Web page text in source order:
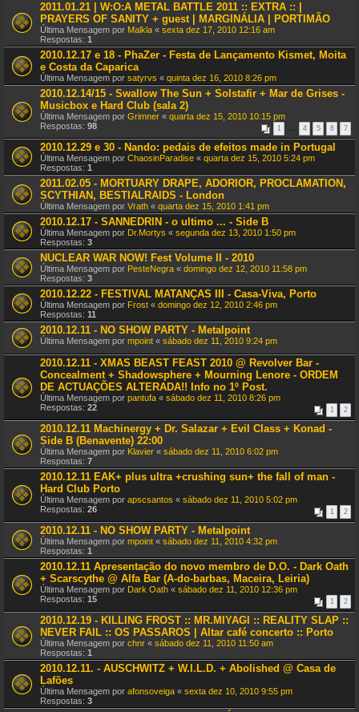
2011.01.21 | W:O:A METAL BATTLE 2011 :: EXTRA :: |
PRAYERS OF SANITY + guest | MARGINÁLIA | PORTIMÃO
Última Mensagem por Malkla « sexta dez 17, 2010 12:16 am
Respostas: 1
2010.12.17 e 18 - PhaZer - Festa de Lançamento Kismet, Moita
e Costa da Caparica
Última Mensagem por satyrvs « quinta dez 16, 2010 8:26 pm
2010.12.14/15 - Swallow The Sun + Solstafir + Mar de Grises -
Musicbox e Hard Club (sala 2)
Última Mensagem por Grimner « quarta dez 15, 2010 10:15 pm
Respostas: 98 1 … 4 5 6 7
2010.12.29 e 30 - Nando: pedais de efeitos made in Portugal
Última Mensagem por ChaosinParadise « quarta dez 15, 2010 5:24 pm
Respostas: 1
2011.02.05 - MORTUARY DRAPE, ADORIOR, PROCLAMATION,
SCYTHIAN, BESTIALRAIDS - London
Última Mensagem por Vrath « quarta dez 15, 2010 1:41 pm
2010.12.17 - SANNEDRIN - o ultimo ... - Side B
Última Mensagem por Dr.Mortys « segunda dez 13, 2010 1:50 pm
Respostas: 3
NUCLEAR WAR NOW! Fest Volume II - 2010
Última Mensagem por PesteNegra « domingo dez 12, 2010 11:58 pm
Respostas: 3
2010.12.22 - FESTIVAL MATANÇAS III - Casa-Viva, Porto
Última Mensagem por Frost « domingo dez 12, 2010 2:46 pm
Respostas: 11
2010.12.11 - NO SHOW PARTY - Metalpoint
Última Mensagem por mpoint « sábado dez 11, 2010 9:24 pm
2010.12.11 - XMAS BEAST FEAST 2010 @ Revolver Bar -
Concealment + Shadowsphere + Mourning Lenore - ORDEM
DE ACTUAÇÕES ALTERADA!! Info no 1º Post.
Última Mensagem por pantufa « sábado dez 11, 2010 8:26 pm
Respostas: 22 1 2
2010.12.11 Machinergy + Dr. Salazar + Evil Class + Konad -
Side B (Benavente) 22:00
Última Mensagem por Klavier « sábado dez 11, 2010 6:02 pm
Respostas: 7
2010.12.11 EAK+ plus ultra +crushing sun+ the fall of man -
Hard Club Porto
Última Mensagem por apscsantos « sábado dez 11, 2010 5:02 pm
Respostas: 26 1 2
2010.12.11 - NO SHOW PARTY - Metalpoint
Última Mensagem por mpoint « sábado dez 11, 2010 4:32 pm
Respostas: 1
2010.12.11 Apresentação do novo membro de D.O. - Dark Oath
+ Scarscythe @ Alfa Bar (A-do-barbas, Maceira, Leiria)
Última Mensagem por Dark Oath « sábado dez 11, 2010 12:36 pm
Respostas: 15 1 2
2010.12.19 - KILLING FROST :: MR.MIYAGI :: REALITY SLAP ::
NEVER FAIL :: OS PASSAROS | Altar café concerto :: Porto
Última Mensagem por chnr « sábado dez 11, 2010 11:50 am
Respostas: 1
2010.12.11. - AUSCHWITZ + W.I.L.D. + Abolished @ Casa de
Lafões
Última Mensagem por afonsoveiga « sexta dez 10, 2010 9:55 pm
Respostas: 3